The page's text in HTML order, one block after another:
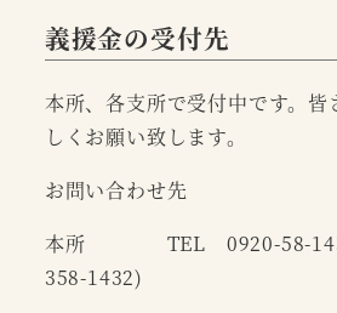
義援金の受付先
本所、各支所で受付中です。皆
しくお願い致します。
お問い合わせ先
本所 TEL 0920-58-
358-1432)